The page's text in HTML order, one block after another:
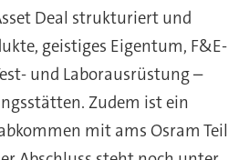
Deal strukturiert und
geistiges Eigentum, F&E-
und Laborausrüstung –
Zudem ist ein
mit ams Osram Teil